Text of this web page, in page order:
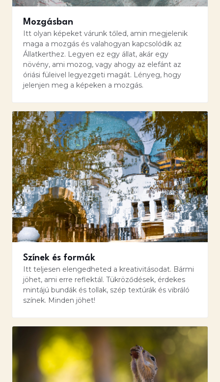
Mozgásban
Itt olyan képeket várunk tőled, amin megjelenik
maga a mozgás és valahogyan kapcsolódik az
Állatkerthez. Legyen ez egy állat, akár egy
növény, ami mozog, vagy ahogy az elefánt az
óriási füleivel legyezgeti magát. Lényeg, hogy
jelenjen meg a képeken a mozgás.
Színek és formák
Itt teljesen elengedheted a kreativitásodat. Bármi
jöhet, ami erre reflektál. Tükröződések, érdekes
mintájú bundák és tollak, szép textúrák és vibráló
színek. Minden jöhet!